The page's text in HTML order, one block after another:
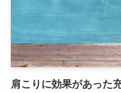
肩こりに効果があった